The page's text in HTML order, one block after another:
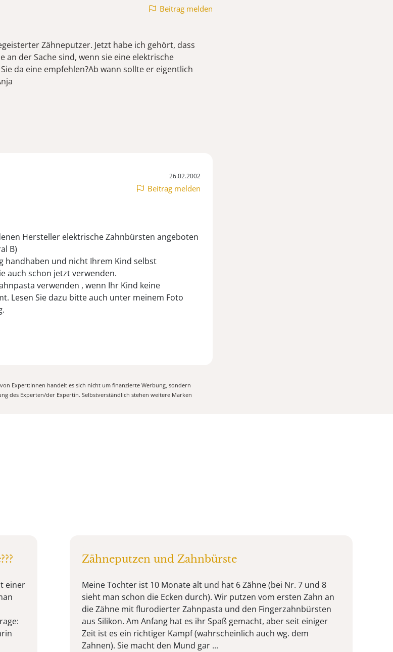
Beitrag melden
Zähneputzer. Jetzt habe ich gehört, dass
an der Sache sind, wenn sie eine elektrische
da eine empfehlen?Ab wann sollte er eigentlich
26.02.2002
Beitrag melden
Hersteller elektrische Zahnbürsten angeboten
B)
handhaben und nicht Ihrem Kind selbst
auch schon jetzt verwenden.
verwenden , wenn Ihr Kind keine
Lesen Sie dazu bitte auch unter meinem Foto
Expert:Innen handelt es sich nicht um finanzierte Werbung, sondern
des Experten/der Expertin. Selbstverständlich stehen weitere Marken
einer
Zähneputzen und Zahnbürste
Meine Tochter ist 10 Monate alt und hat 6 Zähne (bei Nr. 7 und 8
sieht man schon die Ecken durch). Wir putzen vom ersten Zahn an
die Zähne mit flurodierter Zahnpasta und den Fingerzahnbürsten
aus Silikon. Am Anfang hat es ihr Spaß gemacht, aber seit einiger
Zeit ist es ein richtiger Kampf (wahrscheinlich auch wg. dem
Zahnen). Sie macht den Mund gar ...